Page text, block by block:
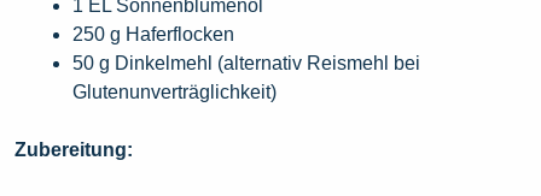
1 EL Sonnenblumenöl
250 g Haferflocken
50 g Dinkelmehl (alternativ Reismehl bei
Glutenunverträglichkeit)
Zubereitung: